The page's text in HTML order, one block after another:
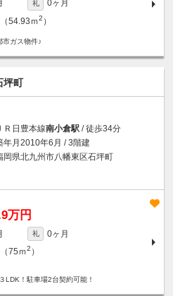
礼
0ヶ月
54.93ｍ2 ）
市ガス物件♪
坪町
Ｒ日豊本線南小倉駅 / 徒歩34分
年月2010年6月 / 3階建
岡県北九州市八幡東区石坪町
万円
礼
0ヶ月
75ｍ2 ）
LDK！駐車場2台契約可能！